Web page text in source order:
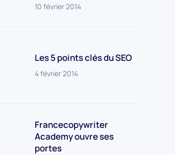
10 février 2014
Les 5 points clés du SEO
4 février 2014
Francecopywriter
Academy ouvre ses
portes